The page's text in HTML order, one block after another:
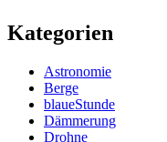
Kategorien
Astronomie
Berge
blaueStunde
Dämmerung
Drohne